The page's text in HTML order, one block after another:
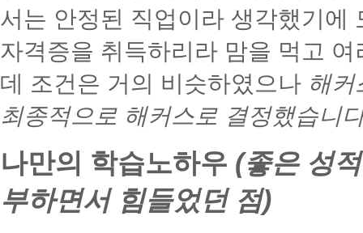
서는 안정된 직업이라 생각했기에
자격증을 취득하리라 맘을 먹고
데 조건은 거의 비슷하였으나 해
최종적으로 해커스로 결정했습니
나만의 학습노하우 (좋은 성
부하면서 힘들었던 점)